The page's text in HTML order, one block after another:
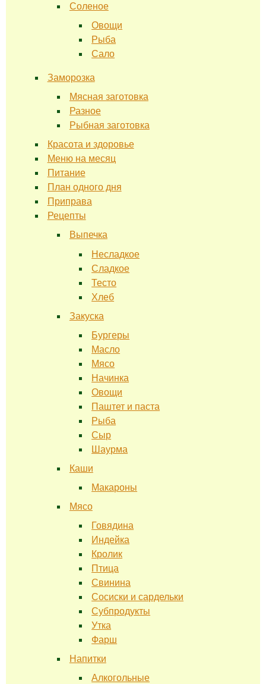
Соленое
Овощи
Рыба
Сало
Заморозка
Мясная заготовка
Разное
Рыбная заготовка
Красота и здоровье
Меню на месяц
Питание
План одного дня
Приправа
Рецепты
Выпечка
Несладкое
Сладкое
Тесто
Хлеб
Закуска
Бургеры
Масло
Мясо
Начинка
Овощи
Паштет и паста
Рыба
Сыр
Шаурма
Каши
Макароны
Мясо
Говядина
Индейка
Кролик
Птица
Свинина
Сосиски и сардельки
Субпродукты
Утка
Фарш
Напитки
Алкогольные